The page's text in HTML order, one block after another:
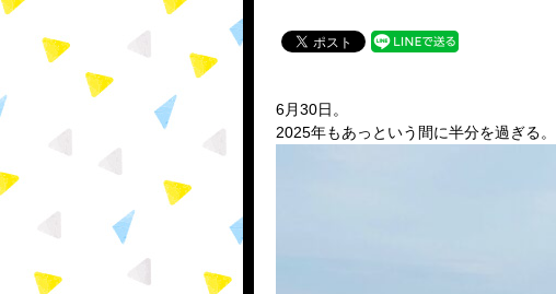
6月30日。
2025年もあっという間に半分を過ぎる。